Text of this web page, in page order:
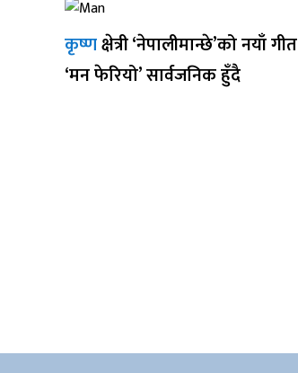
कृष्णक्षेत्री ‘नेपालीमान्छे’को नयाँ गीत
‘मन फेरियो’ सार्वजनिक हुँदै